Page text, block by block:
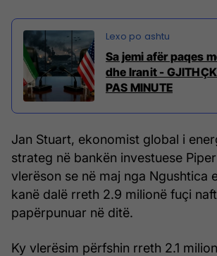
Sa jemi afër paqes
dhe Iranit -
PAS MINUTE
Jan Stuart, ekonomist global i
strateg në bankën investuese
vlerëson se në maj nga Ngushtica
kanë dalë rreth 2.9 milionë fuçi
papërpunuar në ditë.
Ky vlerësim përfshin rreth 2.1